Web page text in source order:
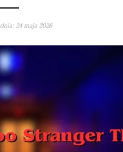
24 maja 2026